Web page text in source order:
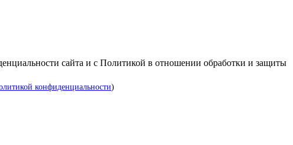
сайта и с Политикой в отношении обработки и защиты
конфиденциальности)